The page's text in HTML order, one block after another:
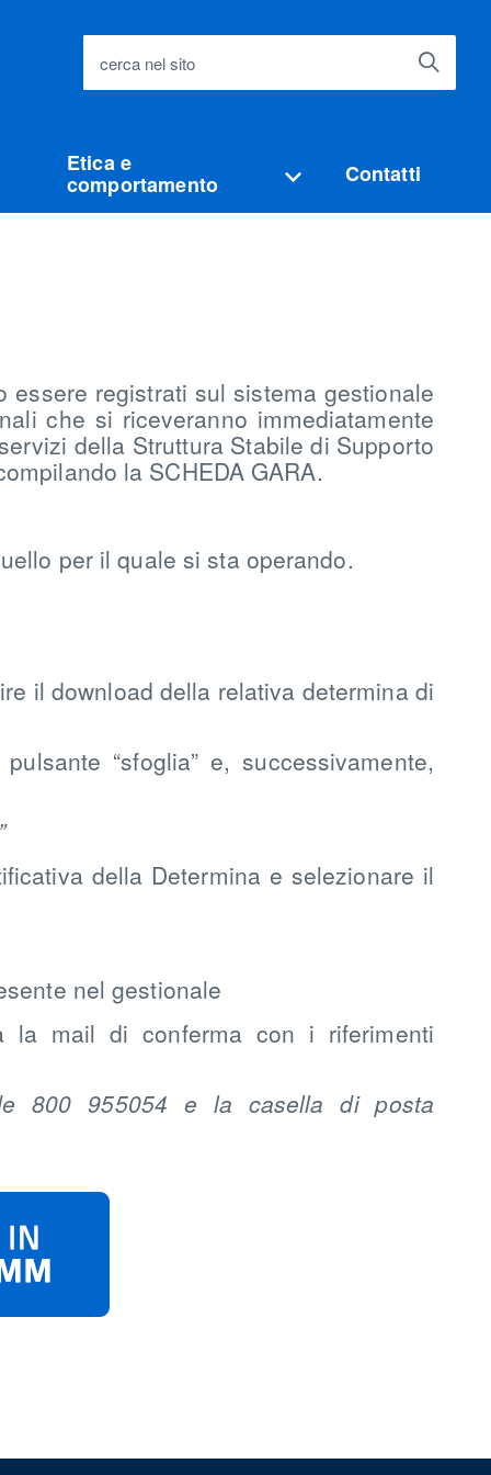
cerca nel sito
Etica e
comportamento Contatti
essere registrati sul sistema gestionale
che si riceveranno immediatamente
della Struttura Stabile di Supporto
la SCHEDA GARA.
per il quale si sta operando.
il download della relativa determina di
“sfoglia” e, successivamente,
della Determina e selezionare il
nel gestionale
la mail di conferma con i riferimenti
800 955054 e la casella di posta